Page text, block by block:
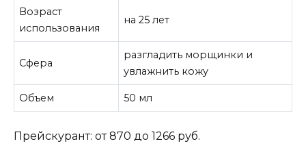
Возраст
использования
на 25 лет
Сфера
разгладить морщинки и
увлажнить кожу
Объем 50 мл
Прейскурант: от 870 до 1266 руб.